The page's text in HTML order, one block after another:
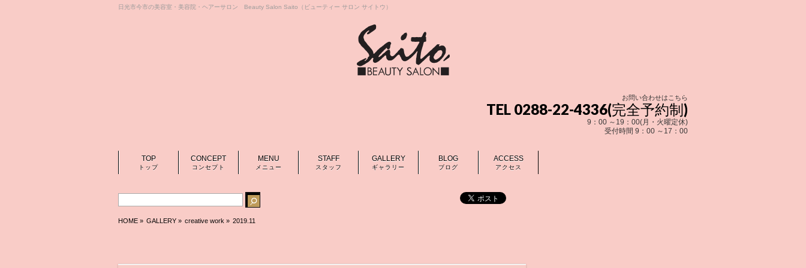
日光市今市の美容室・美容院・ヘアーサロン Beauty Salon Saito（ビューティー サロン サイトウ）
お問い合わせはこちら
TEL 0288-22-4336(完全予約制)
9：00 ～19：00(月・火曜定休)
受付時間 9：00 ～17：00
TOP
トップ
CONCEPT
コンセプト
MENU
メニュー
STAFF
スタッフ
GALLERY
ギャラリー
BLOG
ブログ
ACCESS
アクセス
HOME » GALLERY » creative work » 2019.11